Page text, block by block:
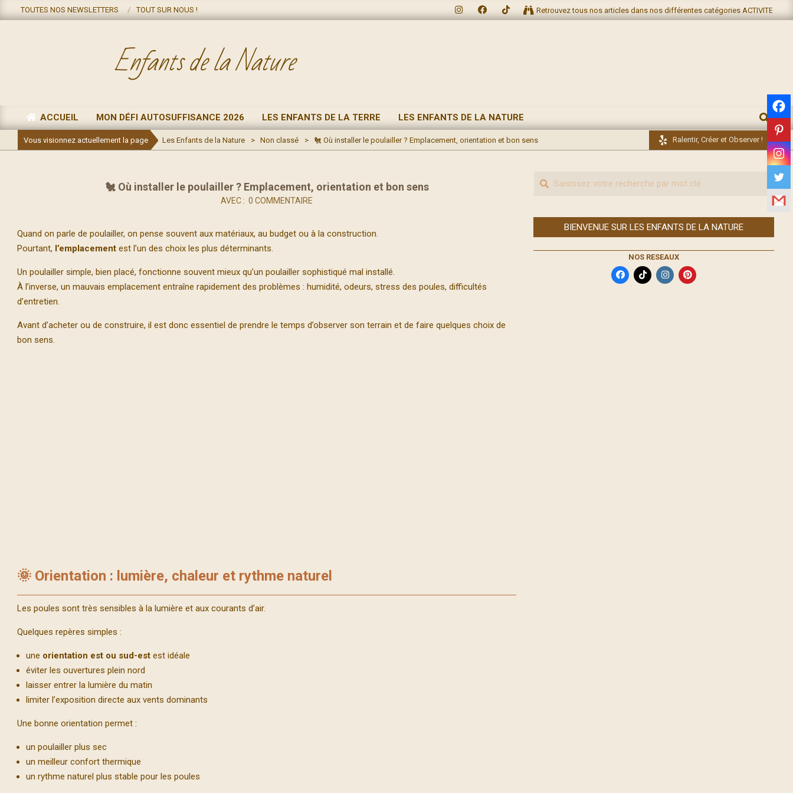
to
TOUTES NOS NEWSLETTERS TOUT SUR NOUS ! Retrouvez tous nos articles dans nos différentes catégories ACTIVITES
Enfants de la Nature
Primary
Navigation
Menu
ACCUEIL MON DÉFI AUTOSUFFISANCE 2026 LES ENFANTS DE LA TERRE LES ENFANTS DE LA NATURE
Vous visionnez actuellement la page Les Enfants de la Nature > Non classé > 🐔 Où installer le poulailler ? Emplacement, orientation et bon sens Ralentir, Créer et Observer !
🐔 Où installer le poulailler ? Emplacement, orientation et bon sens
AVEC : 0 COMMENTAIRE
Quand on parle de poulailler, on pense souvent aux matériaux, au budget ou à la construction.
Pourtant, l’emplacement est l’un des choix les plus déterminants.
Un poulailler simple, bien placé, fonctionne souvent mieux qu’un poulailler sophistiqué mal installé.
À l’inverse, un mauvais emplacement entraîne rapidement des problèmes : humidité, odeurs, stress des poules, difficultés
d’entretien.
Avant d’acheter ou de construire, il est donc essentiel de prendre le temps d’observer son terrain et de faire quelques choix de
bon sens.
🌞 Orientation : lumière, chaleur et rythme naturel
Les poules sont très sensibles à la lumière et aux courants d’air.
Quelques repères simples :
une orientation est ou sud-est est idéale
éviter les ouvertures plein nord
laisser entrer la lumière du matin
limiter l’exposition directe aux vents dominants
Une bonne orientation permet :
un poulailler plus sec
un meilleur confort thermique
un rythme naturel plus stable pour les poules
Recherche
BIENVENUE SUR LES ENFANTS DE LA NATURE
NOS RESEAUX